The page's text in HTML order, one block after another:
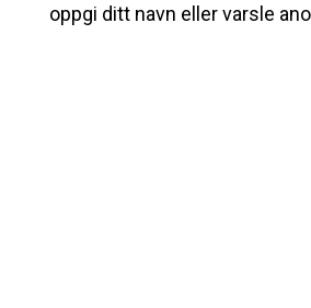
oppgi ditt navn eller varsle